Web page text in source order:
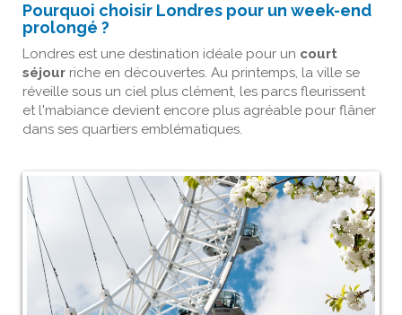
Pourquoi choisir Londres pour un week-end
prolongé ?
Londres est une destination idéale pour un court
séjour riche en découvertes. Au printemps, la ville se
réveille sous un ciel plus clément, les parcs fleurissent
et l'mabiance devient encore plus agréable pour flâner
dans ses quartiers emblématiques.